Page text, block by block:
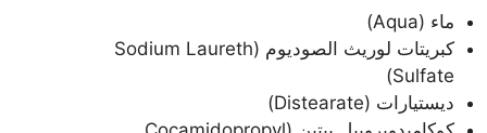
ماء (Aqua)
كبريتات لوريث الصوديوم (Sodium Laureth
Sulfate)
ديستيارات (Distearate)